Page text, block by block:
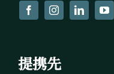
提携先